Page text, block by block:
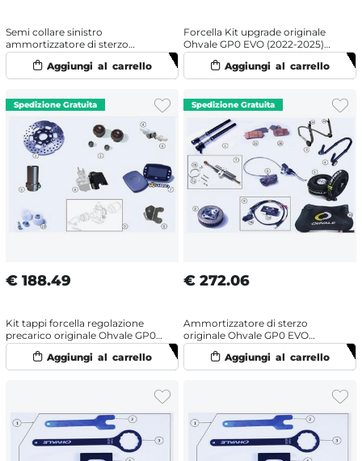
Semi collare sinistro
ammortizzatore di sterzo
originale Ohvale GP0 EVO
(2022-2025)
Forcella Kit upgrade originale
Ohvale GP0 EVO (2022-2025)
Racing
€ 188.49
Kit tappi forcella regolazione
precarico originale Ohvale GP0
EVO (2022-2025)
€ 272.06
Ammortizzatore di sterzo
originale Ohvale GP0 EVO
(2022-2025)